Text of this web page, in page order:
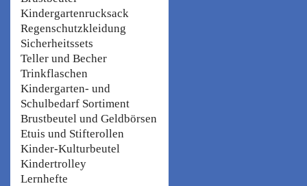
Kindergartenrucksack
Regenschutzkleidung
Sicherheitssets
Teller und Becher
Trinkflaschen
Kindergarten- und
Schulbedarf Sortiment
Brustbeutel und Geldbörsen
Etuis und Stifterollen
Kinder-Kulturbeutel
Kindertrolley
Lernhefte